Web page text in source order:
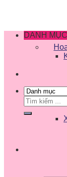
Tìm
kiếm:
DANH